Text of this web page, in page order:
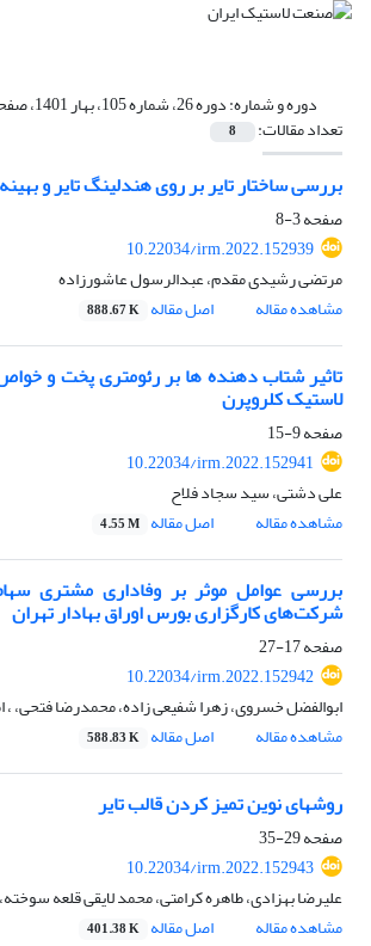
دوره و شماره:دوره 26، شماره 105، بهار 1401، صفحه 1-116
تعداد مقالات: 8
بررسی ساختار تایر بر روی هندلینگ تایر و
صفحه3-8
10.22034/irm.2022.152939
مرتضی رشیدی مقدم، عبدالرسول عاشورزاده
مشاهده مقاله
اصل مقاله 888.67 K
تاثیر شتاب دهنده ها بر رئومتری پخت و
لاستیک کلروپرن
صفحه9-15
10.22034/irm.2022.152941
علی دشتی، سید سجاد فلاح
مشاهده مقاله
اصل مقاله 4.55 M
بررسی عوامل موثر بر وفاداری مشتری
شرکت‌های کارگزاری بورس اوراق بهادار تهران
صفحه17-27
10.22034/irm.2022.152942
ابوالفضل خسروی، زهرا شفیعی زاده، محمدرضا فتحی،
مشاهده مقاله
اصل مقاله 588.83 K
روشهای نوین تمیز کردن قالب تایر
صفحه29-35
10.22034/irm.2022.152943
علیرضا بهزادی، طاهره کرامتی، محمد لایقی قلعه
مشاهده مقاله
اصل مقاله 401.38 K